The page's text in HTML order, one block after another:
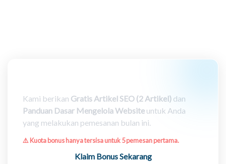
Kami berikan Gratis Artikel SEO (2 Artikel)dan
Panduan Dasar Mengelola Websiteuntuk Anda
yang melakukan pemesanan bulan ini.
⚠️ Kuota bonus hanya tersisa untuk 5 pemesan pertama.
Klaim Bonus Sekarang